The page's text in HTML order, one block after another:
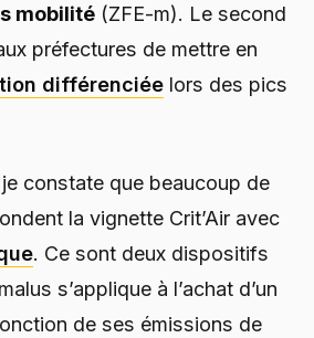
mobilité (ZFE-m). Le second
préfectures de mettre en
différenciée lors des pics
constate que beaucoup de
la vignette Crit’Air avec
. Ce sont deux dispositifs
s’applique à l’achat d’un
de ses émissions de